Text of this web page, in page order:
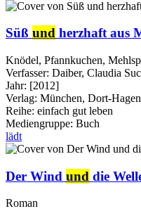
Süß und herzhaft aus
Knödel, Pfannkuchen,
Verfasser: Daiber, Claudia
Jahr: [2012]
Verlag: München, Dort-
Reihe: einfach gut leben
Mediengruppe: Buch
lädt
Der Wind und die
Roman